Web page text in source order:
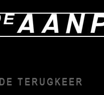
DE TERUGKEER